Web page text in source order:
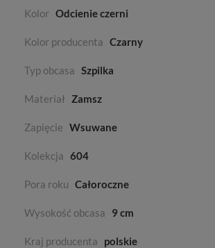
Kolor Odcienie czerni
Kolor producenta Czarny
Typ obcasa Szpilka
Materiał Zamsz
Zapięcie Wsuwane
Kolekcja 604
Pora roku Całoroczne
Wysokość obcasa 9 cm
Kraj producenta polskie